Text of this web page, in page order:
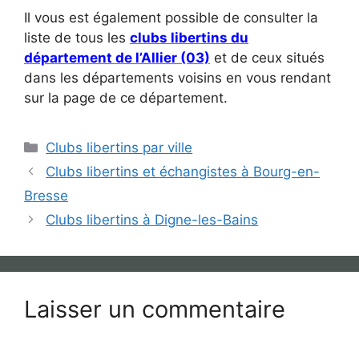
Il vous est également possible de consulter la
liste de tous les clubs libertins du
département de l’Allier (03) et de ceux situés
dans les départements voisins en vous rendant
sur la page de ce département.
Catégories
Clubs libertins par ville
Clubs libertins et échangistes à Bourg-en-
Bresse
Clubs libertins à Digne-les-Bains
Laisser un commentaire